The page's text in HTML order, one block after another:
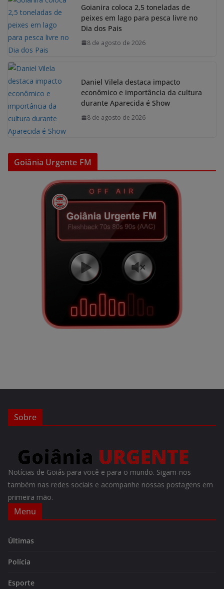
Goianira coloca 2,5 toneladas de
peixes em lago para pesca livre no
Dia dos Pais
8 de agosto de 2026
Daniel Vilela destaca impacto
econômico e importância da cultura
durante Aparecida é Show
8 de agosto de 2026
Goiânia Urgente FM
Sobre
Notícias de Goiás para você e para o mundo. Sigam-nos
também nas redes sociais e acompanhe nossas postagens em
primeira mão.
Menu
Últimas
Polícia
Esporte